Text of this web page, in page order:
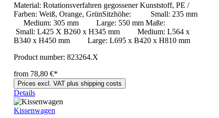
Material: Rotationsverfahren gegossener Kunststoff, PE /
Farben: Weiß, Orange, GrünSitzhöhe: Small: 235 mm
Medium: 305 mm Large: 550 mm Maße:
Small: L425 X B260 x H345 mm Medium: L564 x
B340 x H450 mm Large: L695 x B420 x H810 mm
Product number: 823264.X
from 78,80 €*
Prices excl. VAT plus shipping costs
Details
Kissenwagen